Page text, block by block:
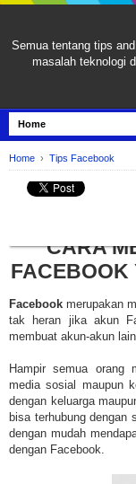
Semua tentang tips
masalah teknologi
Home › Tips Facebook
TIPS FACEBOOK
Cara
CARA
FACEBOOK
Facebookmerupakan
tak heran jika akun
membuat akun-akun
Hampir semua orang
media sosial maupun
dengan keluarga
bisa terhubung dengan
dengan mudah
dengan Facebook.